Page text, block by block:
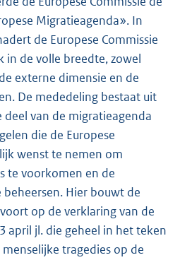
Migratieagenda». In
de Europese Commissie
in de volle breedte, zowel
externe dimensie en de
De mededeling bestaat uit
deel van de migratieagenda
die de Europese
wenst te nemen om
te voorkomen en de
Hier bouwt de
op de verklaring van de
april jl. die geheel in het teken
tragedies op de